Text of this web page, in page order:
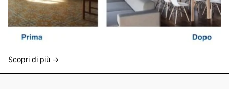
Scopri di più ->